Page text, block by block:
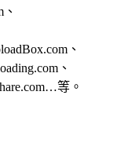
、
、
等。